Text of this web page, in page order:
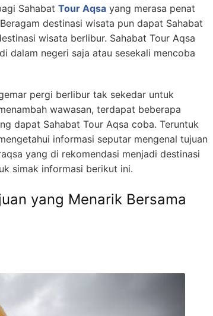
Sahabat Tour Aqsa yang merasa penat
destinasi wisata pun dapat Sahabat
wisata berlibur. Sahabat Tour Aqsa
dalam negeri saja atau sesekali mencoba
pergi berlibur tak sekedar untuk
wawasan, terdapat beberapa
dapat Sahabat Tour Aqsa coba. Teruntuk
informasi seputar mengenal tujuan
yang di rekomendasi menjadi destinasi
simak informasi berikut ini.
yang Menarik Bersama